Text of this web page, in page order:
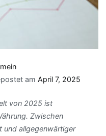
am April 7, 2025
von 2025 ist
Zwischen
und allgegenwärtiger